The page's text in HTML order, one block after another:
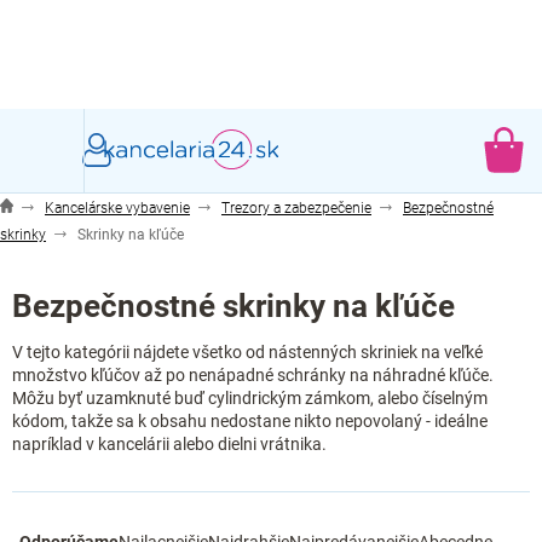
Kancelárske vybavenie Trezory a zabezpečenie
Bezpečnostné
skrinky
Skrinky na kľúče
Bezpečnostné skrinky na kľúče
V tejto kategórii nájdete všetko od nástenných skriniek na veľké
množstvo kľúčov až po nenápadné schránky na náhradné kľúče.
Môžu byť uzamknuté buď cylindrickým zámkom, alebo číselným
kódom, takže sa k obsahu nedostane nikto nepovolaný - ideálne
napríklad v kancelárii alebo dielni vrátnika.